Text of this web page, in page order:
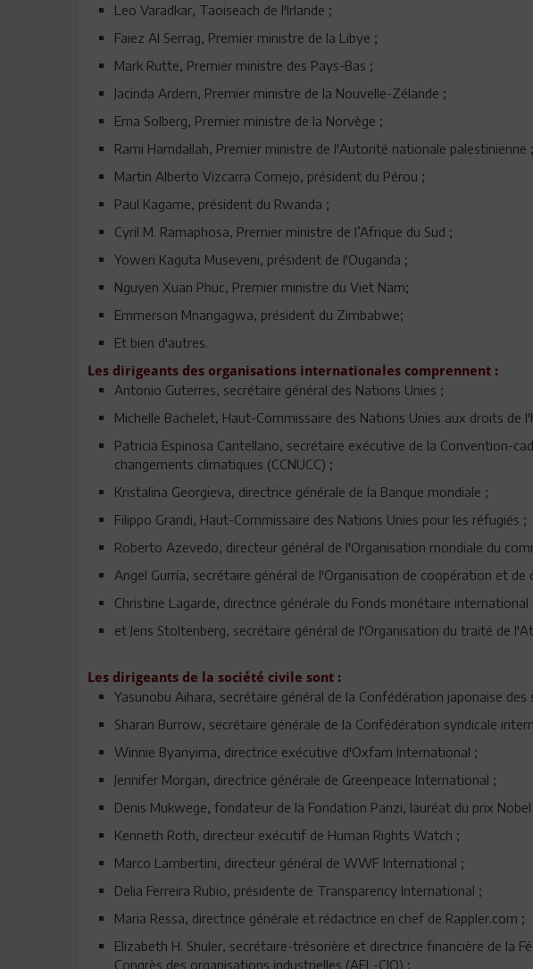
Leo Varadkar, Taoiseach de l'Irlande ;
Faiez Al Serrag, Premier ministre de la Libye ;
Mark Rutte, Premier ministre des Pays-Bas ;
Jacinda Ardern, Premier ministre de la Nouvelle-Zélande ;
Erna Solberg, Premier ministre de la Norvège ;
Rami Hamdallah, Premier ministre de l'Autorité nationale palestinienne ;
Martin Alberto Vizcarra Cornejo, président du Pérou ;
Paul Kagame, président du Rwanda ;
Cyril M. Ramaphosa, Premier ministre de l’Afrique du Sud ;
Yoweri Kaguta Museveni, président de l'Ouganda ;
Nguyen Xuan Phuc, Premier ministre du Viet Nam;
Emmerson Mnangagwa, président du Zimbabwe;
Et bien d'autres.
Les dirigeants des organisations internationales comprennent :
Antonio Guterres, secrétaire général des Nations Unies ;
Michelle Bachelet, Haut-Commissaire des Nations Unies aux droits de
Patricia Espinosa Cantellano, secrétaire exécutive de la Convention-
changements climatiques (CCNUCC) ;
Kristalina Georgieva, directrice générale de la Banque mondiale ;
Filippo Grandi, Haut-Commissaire des Nations Unies pour les réfugiés ;
Roberto Azevedo, directeur général de l'Organisation mondiale du
Angel Gurría, secrétaire général de l'Organisation de coopération et de
Christine Lagarde, directrice générale du Fonds monétaire international
et Jens Stoltenberg, secrétaire général de l'Organisation du traité de
Les dirigeants de la société civile sont :
Yasunobu Aihara, secrétaire général de la Confédération japonaise des
Sharan Burrow, secrétaire générale de la Confédération syndicale
Winnie Byanyima, directrice exécutive d'Oxfam International ;
Jennifer Morgan, directrice générale de Greenpeace International ;
Denis Mukwege, fondateur de la Fondation Panzi, lauréat du prix
Kenneth Roth, directeur exécutif de Human Rights Watch ;
Marco Lambertini, directeur général de WWF International ;
Delia Ferreira Rubio, présidente de Transparency International ;
Maria Ressa, directrice générale et rédactrice en chef de Rappler.com ;
Elizabeth H. Shuler, secrétaire-trésorière et directrice financière de la
Congrès des organisations industrielles (AFL-CIO) ;